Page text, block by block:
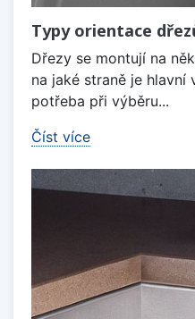
Typy orientace
Dřezy se montují na
na jaké straně je hlavní
potřeba při výběru...
Číst více